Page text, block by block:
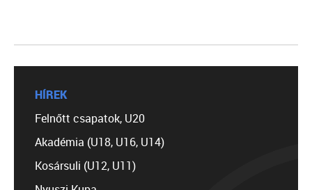
HÍREK
Felnőtt csapatok, U20
Akadémia (U18, U16, U14)
Kosársuli (U12, U11)